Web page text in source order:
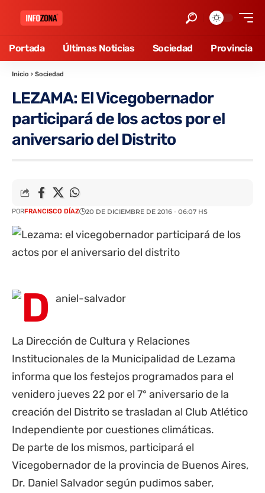
Portada Últimas Noticias Sociedad Provincia
Inicio › Sociedad
LEZAMA: El Vicegobernador
participará de los actos por el
aniversario del Distrito
PORFRANCISCO DÍAZ 20 DE DICIEMBRE DE 2016 - 06:07 HS
La Dirección de Cultura y Relaciones
Institucionales de la Municipalidad de Lezama
informa que los festejos programados para el
venidero jueves 22 por el 7° aniversario de la
creación del Distrito se trasladan al Club Atlético
Independiente por cuestiones climáticas.
De parte de los mismos, participará el
Vicegobernador de la provincia de Buenos Aires,
Dr. Daniel Salvador según pudimos saber,